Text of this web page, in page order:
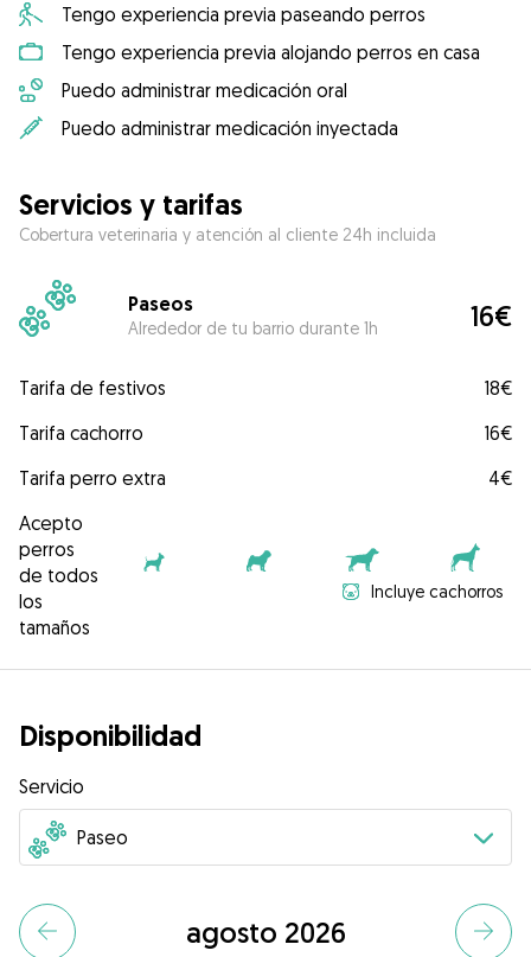
Tengo experiencia previa paseando perros
Tengo experiencia previa alojando perros en casa
Puedo administrar medicación oral
Puedo administrar medicación inyectada
Servicios y tarifas
Cobertura veterinaria y atención al cliente 24h incluida
Paseos
Alrededor de tu barrio durante 1h 16€
Tarifa de festivos
18€
Tarifa cachorro
16€
Tarifa perro extra
4€
Acepto
perros
de todos
los
tamaños
Incluye cachorros
Disponibilidad
Servicio
agosto 2026